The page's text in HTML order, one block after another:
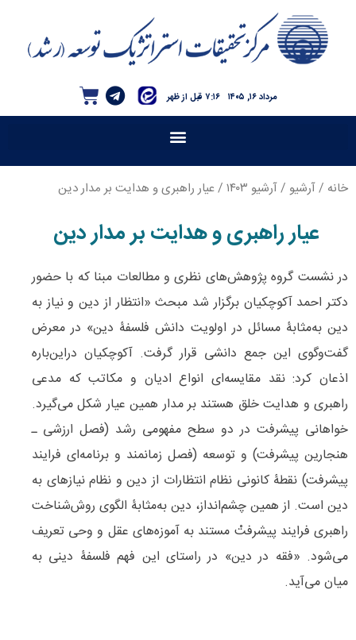
۷:۱۶ قبل از ظهر مرداد ۱۶, ۱۴۰۵
خانه /آرشیو /آرشیو ۱۴۰۳ / عیار راهبری و هدایت بر مدار دین
عیار راهبری و هدایت بر مدار دین
در نشست گروه پژوهش‌های نظری و مطالعات مبنا که با حضور
دکتر احمد آکوچکیان برگزار شد مبحث «انتظار از دین و نیاز به
دین به‌مثابۀ مسائل در اولویت دانش فلسفۀ دین» در معرض
گفت‌وگوی این جمع دانشی قرار گرفت. آکوچکیان دراین‌باره
اذعان کرد: نقد مقایسه‌‌ای انواع ادیان و مکاتب که مدعی
راهبری و هدایت خلق هستند بر مدار همین عیار شکل می‌‌گیرد.
خواهانی پیشرفت در دو سطح مفهومی رشد (فصل ارزشی ـ
هنجارین پیشرفت) و توسعه (فصل زمانمند و برنامه‌‌ای فرایند
پیشرفت) نقطۀ کانونی نظام انتظارات از دین و نظام نیازهای به
دین است. از همین چشم‌‌انداز، دین به‌مثابۀ الگوی روش‌‌شناخت
راهبری فرایند پیشرفتْ مستند به آموزه‌‌های عقل و وحی تعریف
می‌‌شود. «فقه در دین» در راستای این فهم فلسفۀ دینی به
میان می‌آید.